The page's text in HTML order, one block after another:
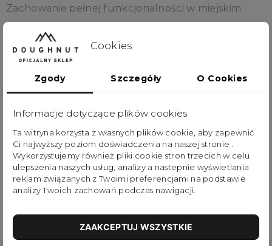
Zachowanie pełnej funkcjonalności w miejskim
designie, który może towarzyszyć Ci na co dzień.
Idealny do wyjścia na miasto, spotkanie z
przyjaciółkami lub zabranie go na uczelnie czy do
pracy. Macaroon Mini to świetna alternatywa dla
przegródek oraz specjalną kieszeń, która pomieści
iPada. Ultralekki, wykonany z odpornego na
zamoczenie i oraz przetarcie materiału
nylonowego.
Opis
Cookies
Zgody Szczegóły O Cookies
Informacje dotyczące plików cookies
Ta witryna korzysta z własnych plików cookie, aby zapewnić
Ci najwyższy poziom doświadczenia na naszej stronie .
Wykorzystujemy również pliki cookie stron trzecich w celu
ulepszenia naszych usług, analizy a nastepnie wyświetlania
reklam związanych z Twoimi preferencjami na podstawie
analizy Twoich zachowań podczas nawigacji.
ZAAKCEPTUJ WSZYSTKIE